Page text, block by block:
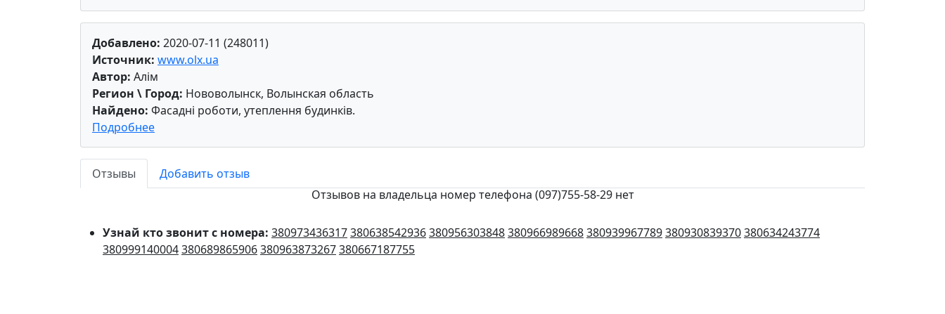
Добавлено: 2020-07-11 (248011)
Источник: www.olx.ua
Автор: Алім
Регион \ Город: Нововолынск, Волынская область
Найдено: Фасадні роботи, утеплення будинків.
Подробнее
Отзывы
Добавить отзыв
Отзывов на владельца номер телефона (097)755-58-29 нет
Узнай кто звонит с номера: 380973436317380638542936380956303848380966989668380939967789380930839370380634243774
380999140004380689865906380963873267380667187755